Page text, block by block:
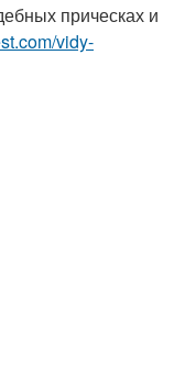
прическах и
vidy-